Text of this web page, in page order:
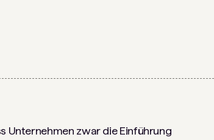
Unternehmen zwar die Einführung